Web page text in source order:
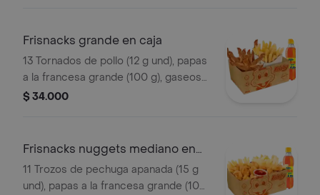
Frisnacks grande en caja
13 Tornados de pollo (12 g und), papas
a la francesa grande (100 g), gaseosa
(470 ml)
$ 34.000
Frisnacks nuggets mediano en
caja
11 Trozos de pechuga apanada (15 g
und), papas a la francesa grande (100